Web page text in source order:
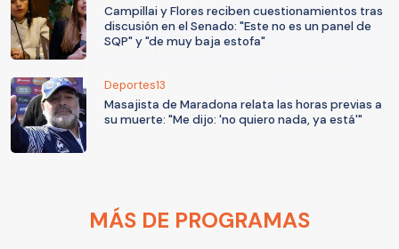
Campillai y Flores reciben cuestionamientos tras
discusión en el Senado: "Este no es un panel de
SQP" y "de muy baja estofa"
Deportes13
Masajista de Maradona relata las horas previas a
su muerte: "Me dijo: 'no quiero nada, ya está'"
MÁS DE PROGRAMAS